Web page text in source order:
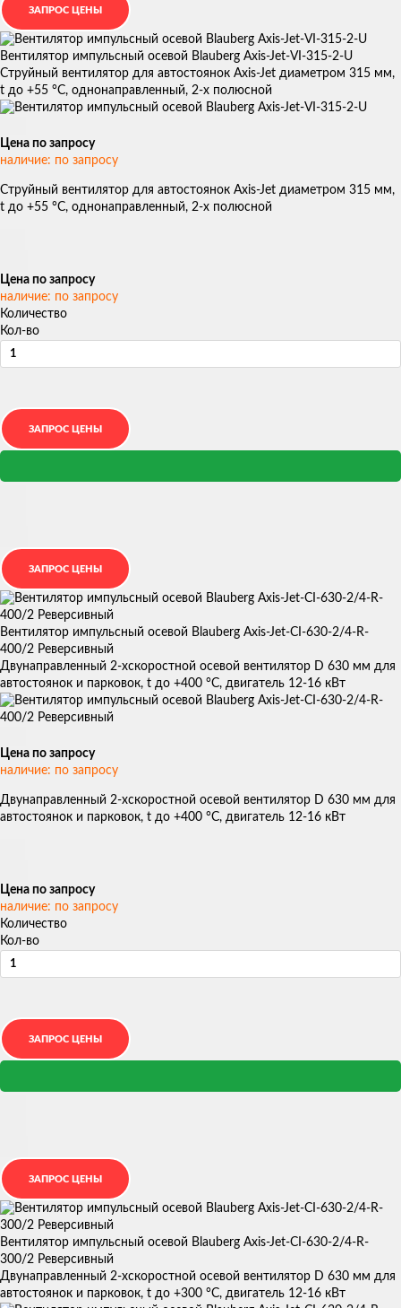
Вентилятор импульсный осевой Blauberg Axis-Jet-VI-315-2-U
Струйный вентилятор для автостоянок Axis-Jet диаметром 315 мм,
t до +55 °С, однонаправленный, 2-х полюсной
Цена по запросу
наличие: по запросу
Струйный вентилятор для автостоянок Axis-Jet диаметром 315 мм,
t до +55 °С, однонаправленный, 2-х полюсной
Цена по запросу
наличие: по запросу
Количество
Кол-во
Вентилятор импульсный осевой Blauberg Axis-Jet-CI-630-2/4-R-
400/2 Реверсивный
Двунаправленный 2-хскоростной осевой вентилятор D 630 мм для
автостоянок и парковок, t до +400 °С, двигатель 12-16 кВт
Цена по запросу
наличие: по запросу
Двунаправленный 2-хскоростной осевой вентилятор D 630 мм для
автостоянок и парковок, t до +400 °С, двигатель 12-16 кВт
Цена по запросу
наличие: по запросу
Количество
Кол-во
Вентилятор импульсный осевой Blauberg Axis-Jet-CI-630-2/4-R-
300/2 Реверсивный
Двунаправленный 2-хскоростной осевой вентилятор D 630 мм для
автостоянок и парковок, t до +300 °С, двигатель 12-16 кВт